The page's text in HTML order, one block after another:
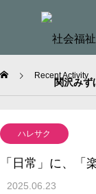
関沢みず
Recent Activity
ハレサク
「日常」に、
2025.06.23